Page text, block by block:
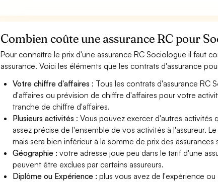
Combien coûte une assurance RC pour
Pour connaître le prix d'une assurance RC Sociologue il faut
assurance. Voici les éléments que les contrats d'assurance
Votre chiffre d'affaires : Tous les contrats d'assurance
d'affaires ou prévision de chiffre d'affaires pour votre
tranche de chiffre d'affaires.
Plusieurs activités : Vous pouvez exercer d'autres
assez précise de l'ensemble de vos activités à l'assureur.
mais sera bien inférieur à la somme de prix des assurances
Géographie :votre adresse joue peu dans le tarif d'une
peuvent être exclues par certains assureurs.
Diplôme ou Expérience :plus vous avez de l'expérience